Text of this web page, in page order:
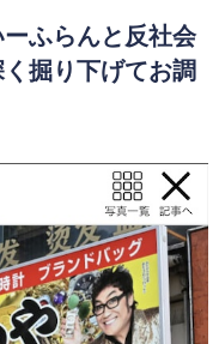
ふらんと反社会
掘り下げてお調